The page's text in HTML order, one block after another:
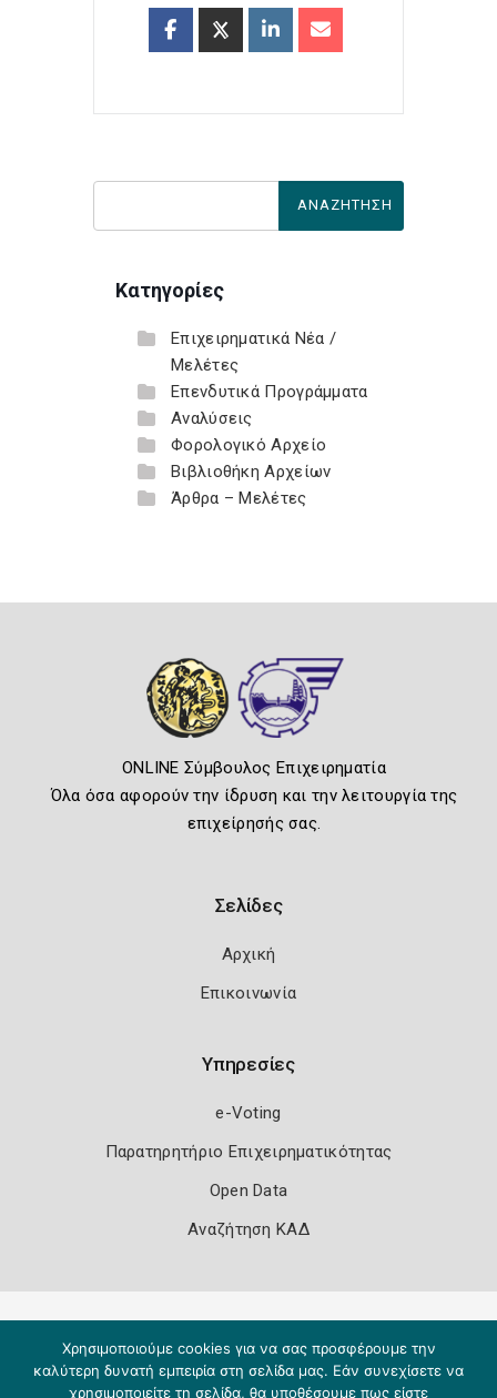
Κατηγορίες
Επιχειρηματικά Νέα /
Μελέτες
Επενδυτικά Προγράμματα
Αναλύσεις
Φορολογικό Αρχείο
Βιβλιοθήκη Αρχείων
Άρθρα – Μελέτες
ONLINE Σύμβουλος Επιχειρηματία
Όλα όσα αφορούν την ίδρυση και την λειτουργία της
επιχείρησής σας.
Σελίδες
Αρχική
Επικοινωνία
Υπηρεσίες
e-Voting
Παρατηρητήριο Επιχειρηματικότητας
Open Data
Αναζήτηση ΚΑΔ
Χρησιμοποιούμε cookies για να σας προσφέρουμε την
καλύτερη δυνατή εμπειρία στη σελίδα μας. Εάν συνεχίσετε να
χρησιμοποιείτε τη σελίδα, θα υποθέσουμε πως είστε
Copyright 2026 Knowledge A.E.